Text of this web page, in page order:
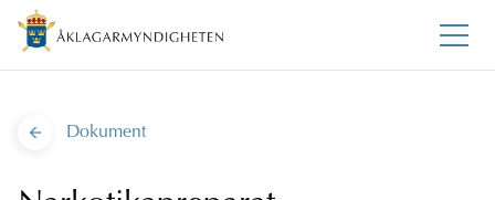
Dokument